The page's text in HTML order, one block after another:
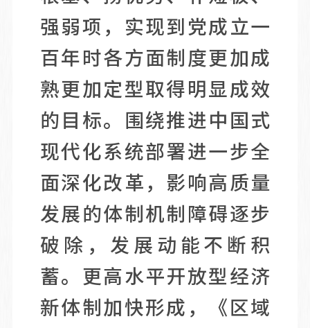
强弱项，实现到党成立一
百年时各方面制度更加成
熟更加定型取得明显成效
的目标。围绕推进中国式
现代化系统部署进一步全
面深化改革，影响高质量
发展的体制机制障碍逐步
破除，发展动能不断积
蓄。更高水平开放型经济
新体制加快形成，《区域